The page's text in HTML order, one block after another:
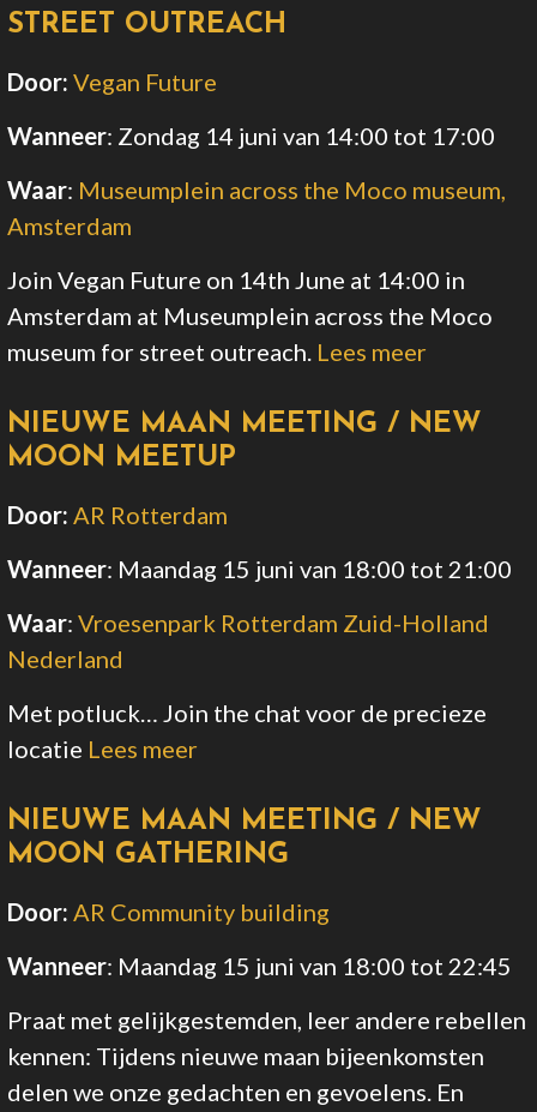
STREET OUTREACH
Door: Vegan Future
Wanneer: Zondag 14 juni van 14:00 tot 17:00
Waar: Museumplein across the Moco museum,
Amsterdam
Join Vegan Future on 14th June at 14:00 in
Amsterdam at Museumplein across the Moco
museum for street outreach. Lees meer
NIEUWE MAAN MEETING / NEW
MOON MEETUP
Door: AR Rotterdam
Wanneer: Maandag 15 juni van 18:00 tot 21:00
Waar:Vroesenpark Rotterdam Zuid-Holland
Nederland
Met potluck… Join the chat voor de precieze
locatie Lees meer
NIEUWE MAAN MEETING / NEW
MOON GATHERING
Door: AR Community building
Wanneer: Maandag 15 juni van 18:00 tot 22:45
Praat met gelijkgestemden, leer andere rebellen
kennen: Tijdens nieuwe maan bijeenkomsten
delen we onze gedachten en gevoelens. En